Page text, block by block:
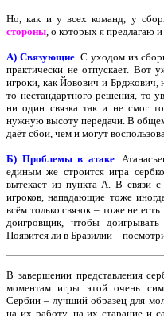
Но, как и у всех команд, у
стороны, о которых я предлагаю
А) Связующие. С уходом из
практически не отпускает. Вот
игроки, как Йовович и Брджович,
то нестандартного решения, то
ни один связка так и не смог
нужную высоту передачи. В
даёт сбои, чем и могут
Б) Проблемы в атаке.
единым же строится игра
вытекает из пункта А. В связи
игроков, нападающие тоже
всём только связок – тоже не
доигровщик, чтобы
Появится ли в Бразилии –
В завершении представления
моментам игры этой очень
Сербии – лучший образец для
на их работу, на их старание и